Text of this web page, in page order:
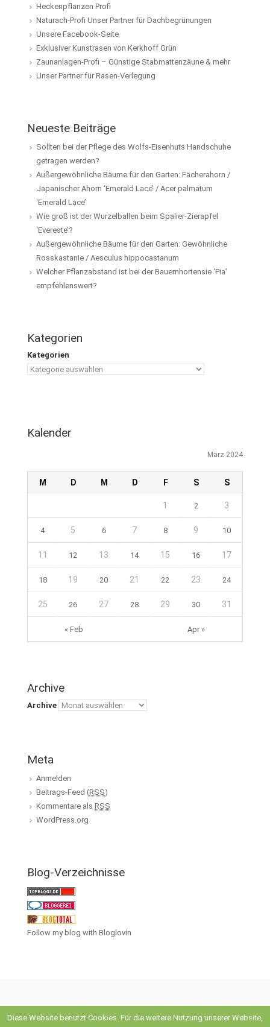
Heckenpflanzen Profi
Naturach-Profi Unser Partner für Dachbegrünungen
Unsere Facebook-Seite
Exklusiver Kunstrasen von Kerkhoff Grün
Zaunanlagen-Profi – Günstige Stabmattenzäune & mehr
Unser Partner für Rasen-Verlegung
Neueste Beiträge
Sollten bei der Pflege des Wolfs-Eisenhuts Handschuhe
getragen werden?
Außergewöhnliche Bäume für den Garten: Fächerahorn /
Japanischer Ahorn ‘Emerald Lace’ / Acer palmatum
‘Emerald Lace’
Wie groß ist der Wurzelballen beim Spalier-Zierapfel
‘Evereste’?
Außergewöhnliche Bäume für den Garten: Gewöhnliche
Rosskastanie / Aesculus hippocastanum
Welcher Pflanzabstand ist bei der Bauernhortensie ‘Pia’
empfehlenswert?
Kategorien
Kategorien
Kalender
März 2024
M D M D F S S
« Feb Apr »
1 2 3
4 5 6 7 8 9 10
11 12 13 14 15 16 17
18 19 20 21 22 23 24
25 26 27 28 29 30 31
Archive
Archive
Meta
Anmelden
Beitrags-Feed (RSS)
Kommentare als RSS
WordPress.org
Blog-Verzeichnisse
Follow my blog with Bloglovin
Diese Website benutzt Cookies. Für die weitere Nutzung unserer Website,